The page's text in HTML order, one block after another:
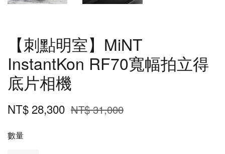
【刺點明室】MiNT
InstantKon RF70寬幅拍立得
底片相機
NT$ 28,300 NT$ 31,000
數量